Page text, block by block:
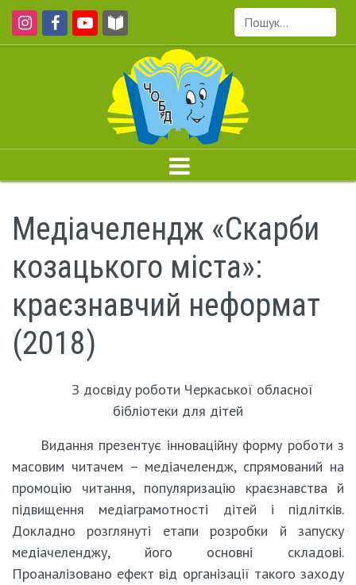
Пошук...
Медіачелендж «Скарби
козацького міста»:
краєзнавчий неформат
(2018)
З досвіду роботи Черкаської обласної
бібліотеки для дітей
Видання презентує інноваційну форму роботи з
масовим читачем – медіачелендж, спрямований на
промоцію читання, популяризацію краєзнавства й
підвищення медіаграмотності дітей і підлітків.
Докладно розглянуті етапи розробки й запуску
медіачеленджу, його основні складові.
Проаналізовано ефект від організації такого заходу